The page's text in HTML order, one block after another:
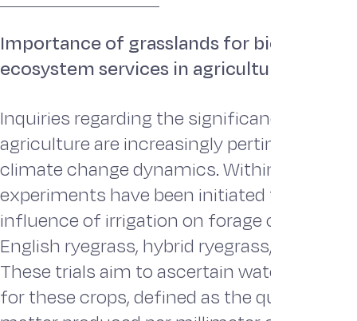
Importance of grasslands for
ecosystem services in agricultural
Inquiries regarding the significance of
agriculture are increasingly pertinent
climate change dynamics. Within this
experiments have been initiated to study
influence of irrigation on forage crops
English ryegrass, hybrid ryegrass, and
These trials aim to ascertain water use
for these crops, defined as the quantity of